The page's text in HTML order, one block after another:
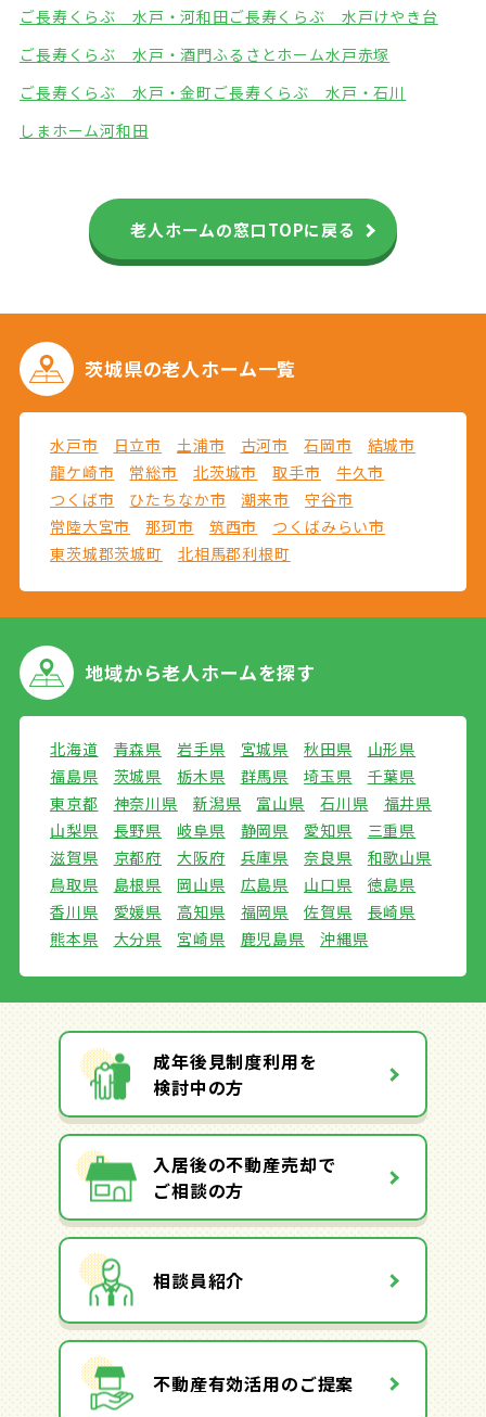
ご長寿くらぶ 水戸・河和田ご長寿くらぶ 水戸けやき台
ご長寿くらぶ 水戸・酒門ふるさとホーム水戸赤塚
ご長寿くらぶ 水戸・金町 ご長寿くらぶ 水戸・石川
しまホーム河和田
老人ホームの窓口TOPに戻る
茨城県の老人ホーム一覧
水戸市 日立市 土浦市 古河市 石岡市
結城市
龍ケ崎市
常総市 北茨城市 取手市
牛久市
つくば市
ひたちなか市 潮来市
守谷市
常陸大宮市
那珂市 筑西市
つくばみらい市
東茨城郡茨城町
北相馬郡利根町
地域から老人ホームを探す
北海道 青森県 岩手県 宮城県 秋田県
山形県
福島県
茨城県 栃木県 群馬県 埼玉県
千葉県
東京都
神奈川県 新潟県 富山県 石川県
福井県
山梨県
長野県 岐阜県 静岡県 愛知県
三重県
滋賀県
京都府 大阪府 兵庫県 奈良県
和歌山県
鳥取県
島根県 岡山県 広島県 山口県
徳島県
香川県
愛媛県 高知県 福岡県 佐賀県
長崎県
熊本県
大分県 宮崎県 鹿児島県 沖縄県
成年後見制度利用を
検討中の方
入居後の不動産売却で
ご相談の方
相談員紹介
不動産有効活用のご提案